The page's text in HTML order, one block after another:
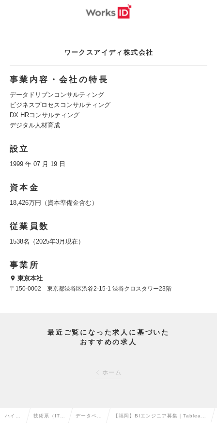
ワークスアイディ株式会社
事業内容・会社の特長
データドリブンコンサルティング
ビジネスプロセスコンサルティング
DX HRコンサルティング
デジタル人材育成
設立
1999 年 07 月 19 日
資本金
18,426万円（資本準備金含む）
従業員数
1538名（2025年3月現在）
事業所
東京本社
〒150-0002 東京都渋谷区渋谷2-15-1 渋谷クロスタワー23階
最近ご覧になった求人に基づいた
おすすめの求人
ホーム
ハイク 技術系（IT・ データベー 【福岡】BIエンジニア募集｜Tablea